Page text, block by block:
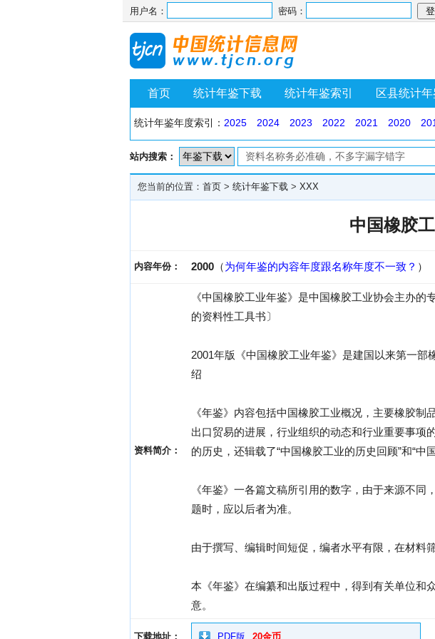
用户名： 密码：
首页 统计年鉴下载 统计年鉴索引 区县统计
统计年鉴年度索引： 2025 2024 2023 2022 2021 2020
站内搜索：
您当前的位置： 首页 > 统计年鉴下载 > XXX
中国橡胶
内容年份： 2000 （为何年鉴的内容年度跟名称年度不一致？ ）
资料简介：
《中国橡胶工业年鉴》是中国橡胶工业协会主办
的资料性工具书〕
2001年版《中国橡胶工业年鉴》是建国以来第一
绍
《年鉴》内容包括中国橡胶工业概况，主要橡胶
出口贸易的进展，行业组织的动态和行业重要事项
的历史，还辑载了“中国橡胶工业的历史回顾”和“中
《年鉴》一各篇文稿所引用的数字，由于来源不
题时，应以后者为准。
由于撰写、编辑时间短促，编者水平有限，在材料
本《年鉴》在编纂和出版过程中，得到有关单位和
意。
下载地址： PDF版 20金币